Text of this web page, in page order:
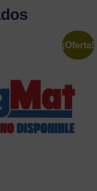
¡Oferta!